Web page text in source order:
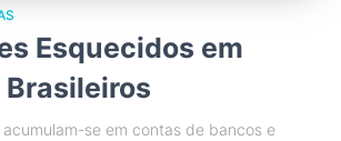
Esquecidos em
acumulam-se em contas de bancos e